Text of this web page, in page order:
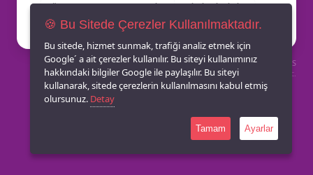
ÜYE OLMADAN ALIŞVERIŞ SIHIRLI GIRIŞ
Made by WithRabbitCMS
Sayfa Yüklenme Hızı: 0,7266Sec.
🍪 Bu Sitede Çerezler Kullanılmaktadır.
Bu sitede, hizmet sunmak, trafiği analiz etmek için
Google´ a ait çerezler kullanılır. Bu siteyi kullanımınız
hakkındaki bilgiler Google ile paylaşılır. Bu siteyi
kullanarak, sitede çerezlerin kullanılmasını kabul etmiş
olursunuz. Detay
Tamam Ayarlar